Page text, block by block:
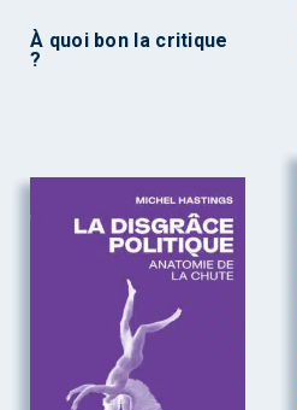
À quoi bon la critique
?